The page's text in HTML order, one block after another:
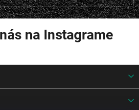
na Instagrame